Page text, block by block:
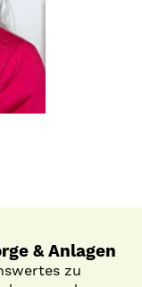
& Anlagen
zu